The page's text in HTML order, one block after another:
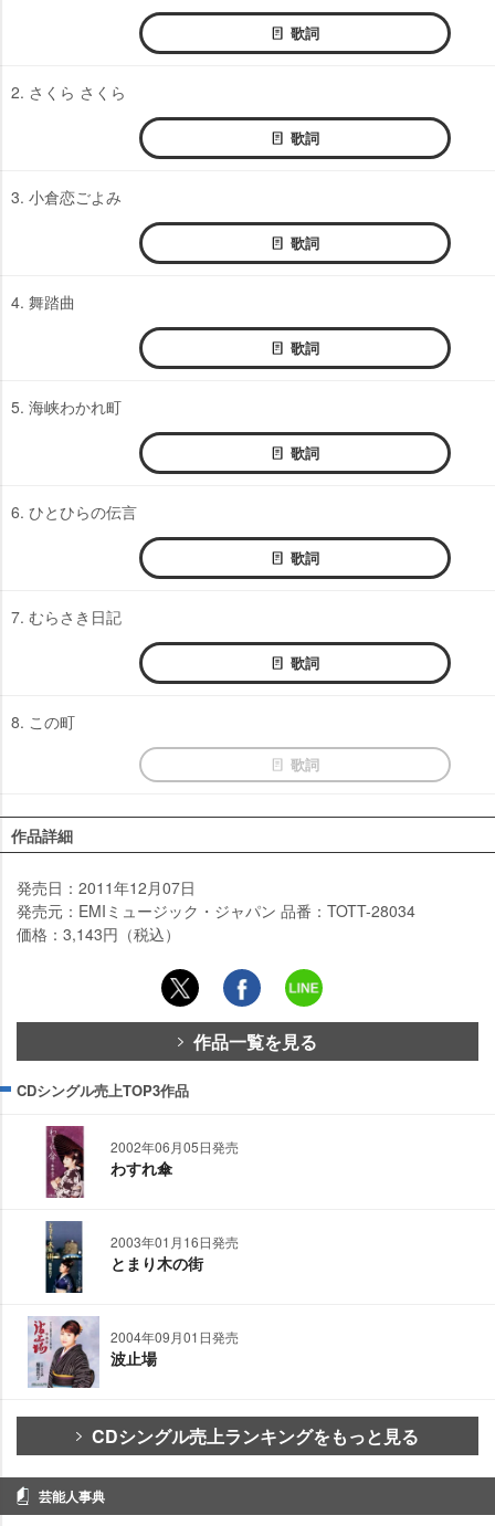
歌詞
2. さくら さくら
歌詞
3. 小倉恋ごよみ
歌詞
4. 舞踏曲
歌詞
5. 海峡わかれ町
歌詞
6. ひとひらの伝言
歌詞
7. むらさき日記
歌詞
8. この町
歌詞
作品詳細
発売日：2011年12月07日
発売元：EMIミュージック・ジャパン 品番：TOTT-28034
価格：3,143円（税込）
作品一覧を見る
CDシングル売上TOP3作品
2002年06月05日発売
わすれ傘
2003年01月16日発売
とまり木の街
2004年09月01日発売
波止場
CDシングル売上ランキングをもっと見る
芸能人事典